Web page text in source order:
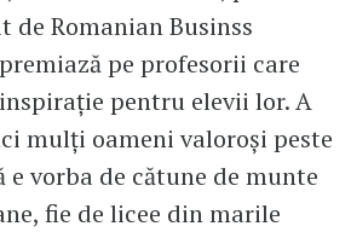
de Romanian Businss
pe profesorii care
pentru elevii lor. A
mulți oameni valoroși peste
vorba de cătune de munte
fie de licee din marile